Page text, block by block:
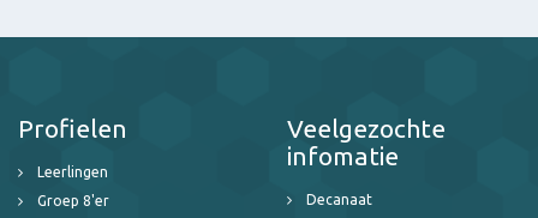
Profielen
Leerlingen
Groep 8'er
Veelgezochte
infomatie
Decanaat